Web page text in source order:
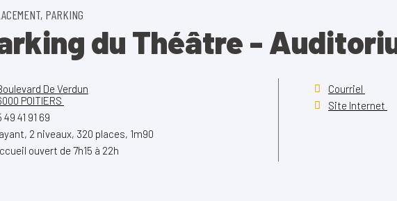
PARKING
du Théâtre -
De Verdun
POITIERS
49 41 91 69
2 niveaux, 320 places, 1m90
ouvert de 7h15 à 22h
Courriel
Site Internet